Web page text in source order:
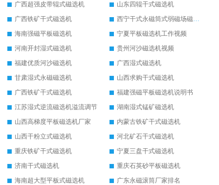
广西超强皮带辊式磁选机
山东四辊干式磁选机
广西铁矿干式磁选机
西宁干式永磁筒式弱磁场磁选机结构图
海南强磁平板磁选机
宁夏平板磁选机工作视频
河南开封湿式磁选机
贵州河沙磁选机视频
福建优质河沙磁选机
广西湿式磁选机
甘肃湿式永磁磁选机
山西求购干式磁选机
广西铁矿干式磁选机
福建强磁平板磁选机说明书
江苏湿式逆流磁选机溢流调节
湖南湿式锰矿磁选机
山西高梯度平板磁选机厂家
内蒙古铁矿干式磁选机
山西干粉立式磁选机
河北矿石干式磁选机
重庆铁矿干式磁选机
宁夏三盘干式磁选机
济南干式磁选机
重庆石英砂平板磁选机
海南超大型平板式磁选机
广东永磁滚筒厂家排名